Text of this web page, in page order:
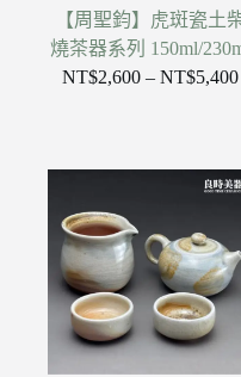
【周聖鈞】虎斑瓷土
燒茶器系列 150ml/
NT$2,600 – NT$5,400